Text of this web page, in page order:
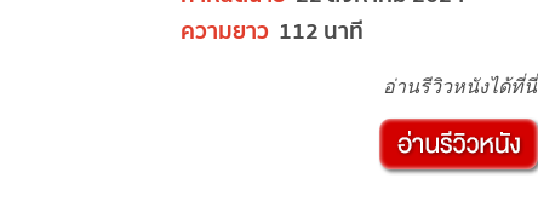
ความยาว112 นาที
อ่านรีวิวหนังได้ที่นี่